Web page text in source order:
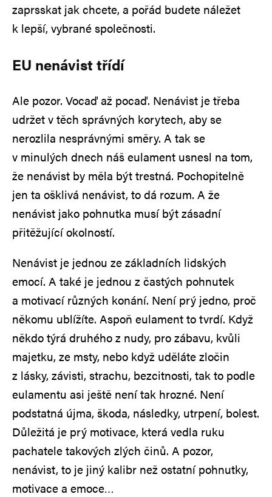
zaprsskat jak chcete, a pořád budete náležet
k lepší, vybrané společnosti.
EU nenávist třídí
Ale pozor. Vocaď až pocaď. Nenávist je třeba
udržet v těch správných korytech, aby se
nerozlila nesprávnými směry. A tak se
v minulých dnech náš eulament usnesl na tom,
že nenávist by měla být trestná. Pochopitelně
jen ta ošklivá nenávist, to dá rozum. A že
nenávist jako pohnutka musí být zásadní
přitěžující okolností.
Nenávist je jednou ze základních lidských
emocí. A také je jednou z častých pohnutek
a motivací různých konání. Není prý jedno, proč
někomu ublížíte. Aspoň eulament to tvrdí. Když
někdo týrá druhého z nudy, pro zábavu, kvůli
majetku, ze msty, nebo když uděláte zločin
z lásky, závisti, strachu, bezcitnosti, tak to podle
eulamentu asi ještě není tak hrozné. Není
podstatná újma, škoda, následky, utrpení, bolest.
Důležitá je prý motivace, která vedla ruku
pachatele takových zlých činů. A pozor,
nenávist, to je jiný kalibr než ostatní pohnutky,
motivace a emoce…